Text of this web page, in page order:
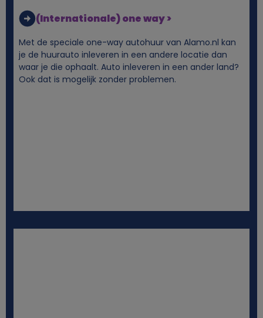
(Internationale) one way >
Met de speciale one-way autohuur van Alamo.nl kan
je de huurauto inleveren in een andere locatie dan
waar je die ophaalt. Auto inleveren in een ander land?
Ook dat is mogelijk zonder problemen.